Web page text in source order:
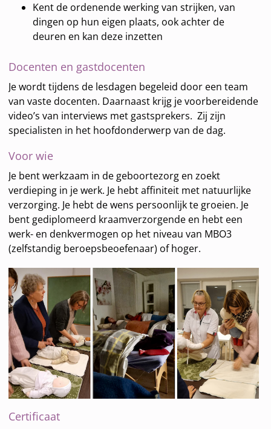
Kent de ordenende werking van strijken, van
dingen op hun eigen plaats, ook achter de
deuren en kan deze inzetten
Docenten en gastdocenten
Je wordt tijdens de lesdagen begeleid door een team
van vaste docenten. Daarnaast krijg je voorbereidende
video’s van interviews met gastsprekers. Zij zijn
specialisten in het hoofdonderwerp van de dag.
Voor wie
Je bent werkzaam in de geboortezorg en zoekt
verdieping in je werk. Je hebt affiniteit met natuurlijke
verzorging. Je hebt de wens persoonlijk te groeien. Je
bent gediplomeerd kraamverzorgende en hebt een
werk- en denkvermogen op het niveau van MBO3
(zelfstandig beroepsbeoefenaar) of hoger.
Certificaat